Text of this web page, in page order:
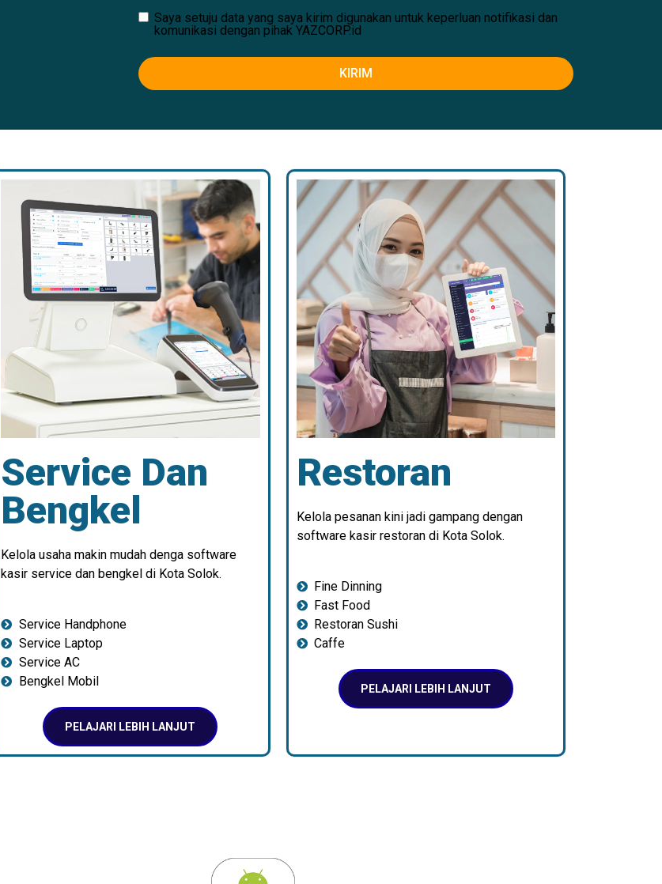
Saya setuju data yang saya kirim digunakan untuk keperluan notifikasi dan
komunikasi dengan pihak YAZCORP.id
KIRIM
Service Dan
Bengkel
Kelola usaha makin mudah denga software
kasir service dan bengkel di Kota Solok.
Service Handphone
Service Laptop
Service AC
Bengkel Mobil
PELAJARI LEBIH LANJUT
Restoran
Kelola pesanan kini jadi gampang dengan
software kasir restoran di Kota Solok.
Fine Dinning
Fast Food
Restoran Sushi
Caffe
PELAJARI LEBIH LANJUT